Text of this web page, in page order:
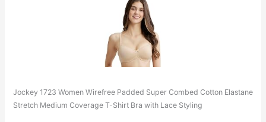
Jockey 1723 Women Wirefree Padded Super Combed Cotton Elastane
Stretch Medium Coverage T-Shirt Bra with Lace Styling